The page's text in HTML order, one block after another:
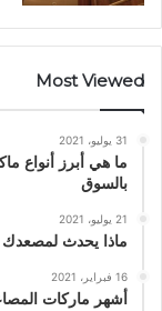
Most Viewed
31 يوليو، 2021
ما هي أبرز أنواع
بالسوق
21 يوليو، 2021
ماذا يحدث لمصعدك
16 فبراير، 2021
أشهر ماركات